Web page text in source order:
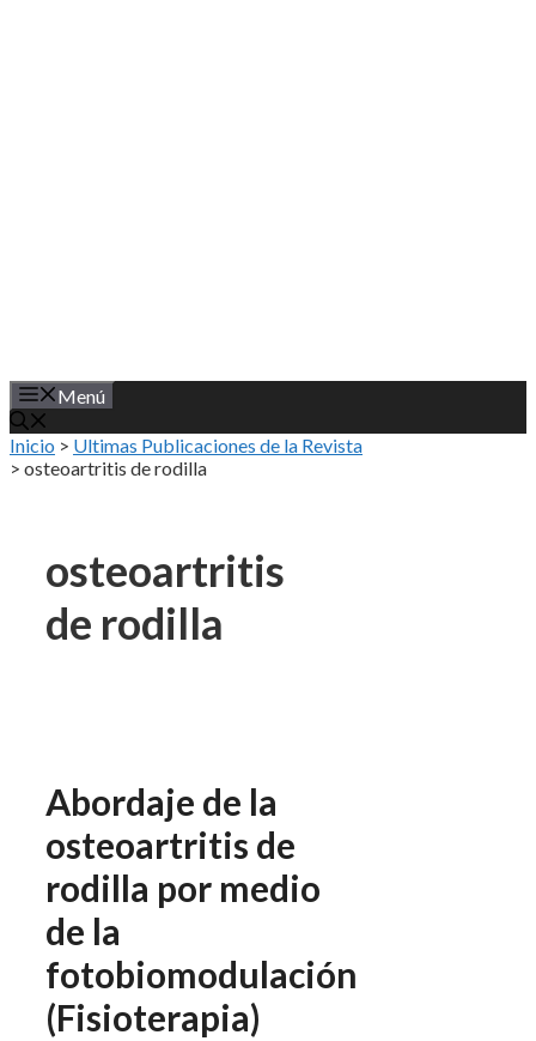
Menú
Inicio > Ultimas Publicaciones de la Revista
> osteoartritis de rodilla
osteoartritis
de rodilla
Abordaje de la
osteoartritis de
rodilla por medio
de la
fotobiomodulación
(Fisioterapia)